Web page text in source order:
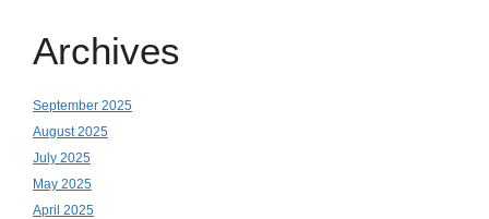
Archives
September 2025
August 2025
July 2025
May 2025
April 2025